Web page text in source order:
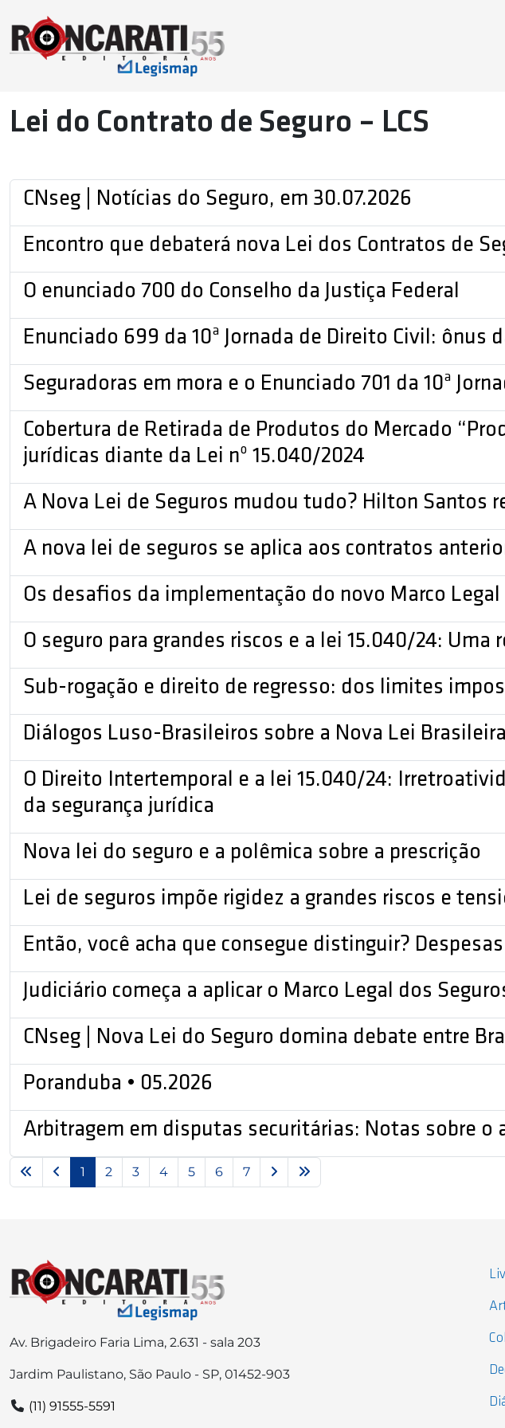
Lei do Contrato de Seguro – LCS
CNseg | Notícias do Seguro, em 30.07.2026
Encontro que debaterá nova Lei dos Contratos de
O enunciado 700 do Conselho da Justiça Federal
Enunciado 699 da 10ª Jornada de Direito Civil:
Seguradoras em mora e o Enunciado 701 da 10ª
Cobertura de Retirada de Produtos do Mercado
jurídicas diante da Lei nº 15.040/2024
A Nova Lei de Seguros mudou tudo? Hilton Santos
A nova lei de seguros se aplica aos contratos
Os desafios da implementação do novo Marco Legal
O seguro para grandes riscos e a lei 15.040/24: Uma
Sub-rogação e direito de regresso: dos limites
Diálogos Luso-Brasileiros sobre a Nova Lei
O Direito Intertemporal e a lei 15.040/24:
da segurança jurídica
Nova lei do seguro e a polêmica sobre a prescrição
Lei de seguros impõe rigidez a grandes riscos e
Então, você acha que consegue distinguir?
Judiciário começa a aplicar o Marco Legal dos
CNseg | Nova Lei do Seguro domina debate entre
Poranduba • 05.2026
Arbitragem em disputas securitárias: Notas sobre o
1 2 3 4 5 6 7
Av. Brigadeiro Faria Lima, 2.631 - sala 203
Jardim Paulistano, São Paulo - SP, 01452-903
(11) 91555-5591